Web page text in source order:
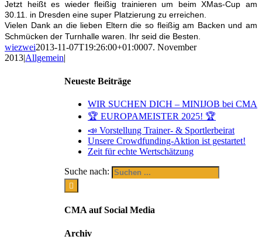
Jetzt heißt es wieder fleißig trainieren um beim XMas-Cup am
30.11. in Dresden eine super Platzierung zu erreichen.
Vielen Dank an die lieben Eltern die so fleißig am Backen und am
Schmücken der Turnhalle waren. Ihr seid die Besten.
wiezwei2013-11-07T19:26:00+01:0007. November
2013|Allgemein|
Neueste Beiträge
WIR SUCHEN DICH – MINIJOB bei CMA
🏆 EUROPAMEISTER 2025! 🏆
📣 Vorstellung Trainer- & Sportlerbeirat
Unsere Crowdfunding-Aktion ist gestartet!
Zeit für echte Wertschätzung
Suche nach:
CMA auf Social Media
Archiv